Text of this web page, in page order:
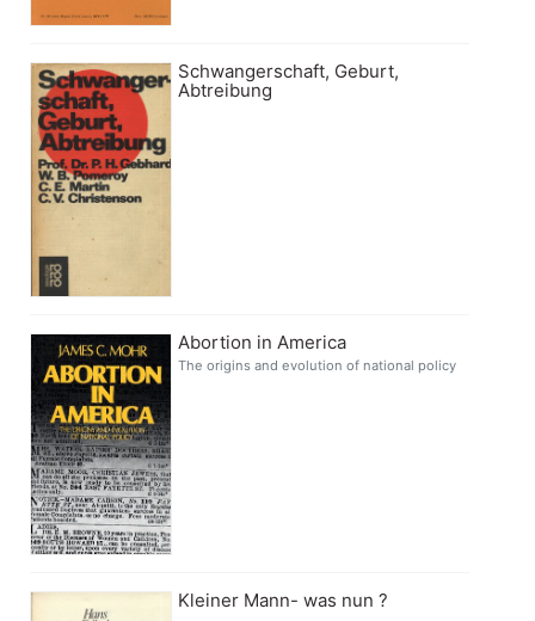
Schwangerschaft, Geburt,
Abtreibung
Abortion in America
The origins and evolution of national policy
Kleiner Mann- was nun ?